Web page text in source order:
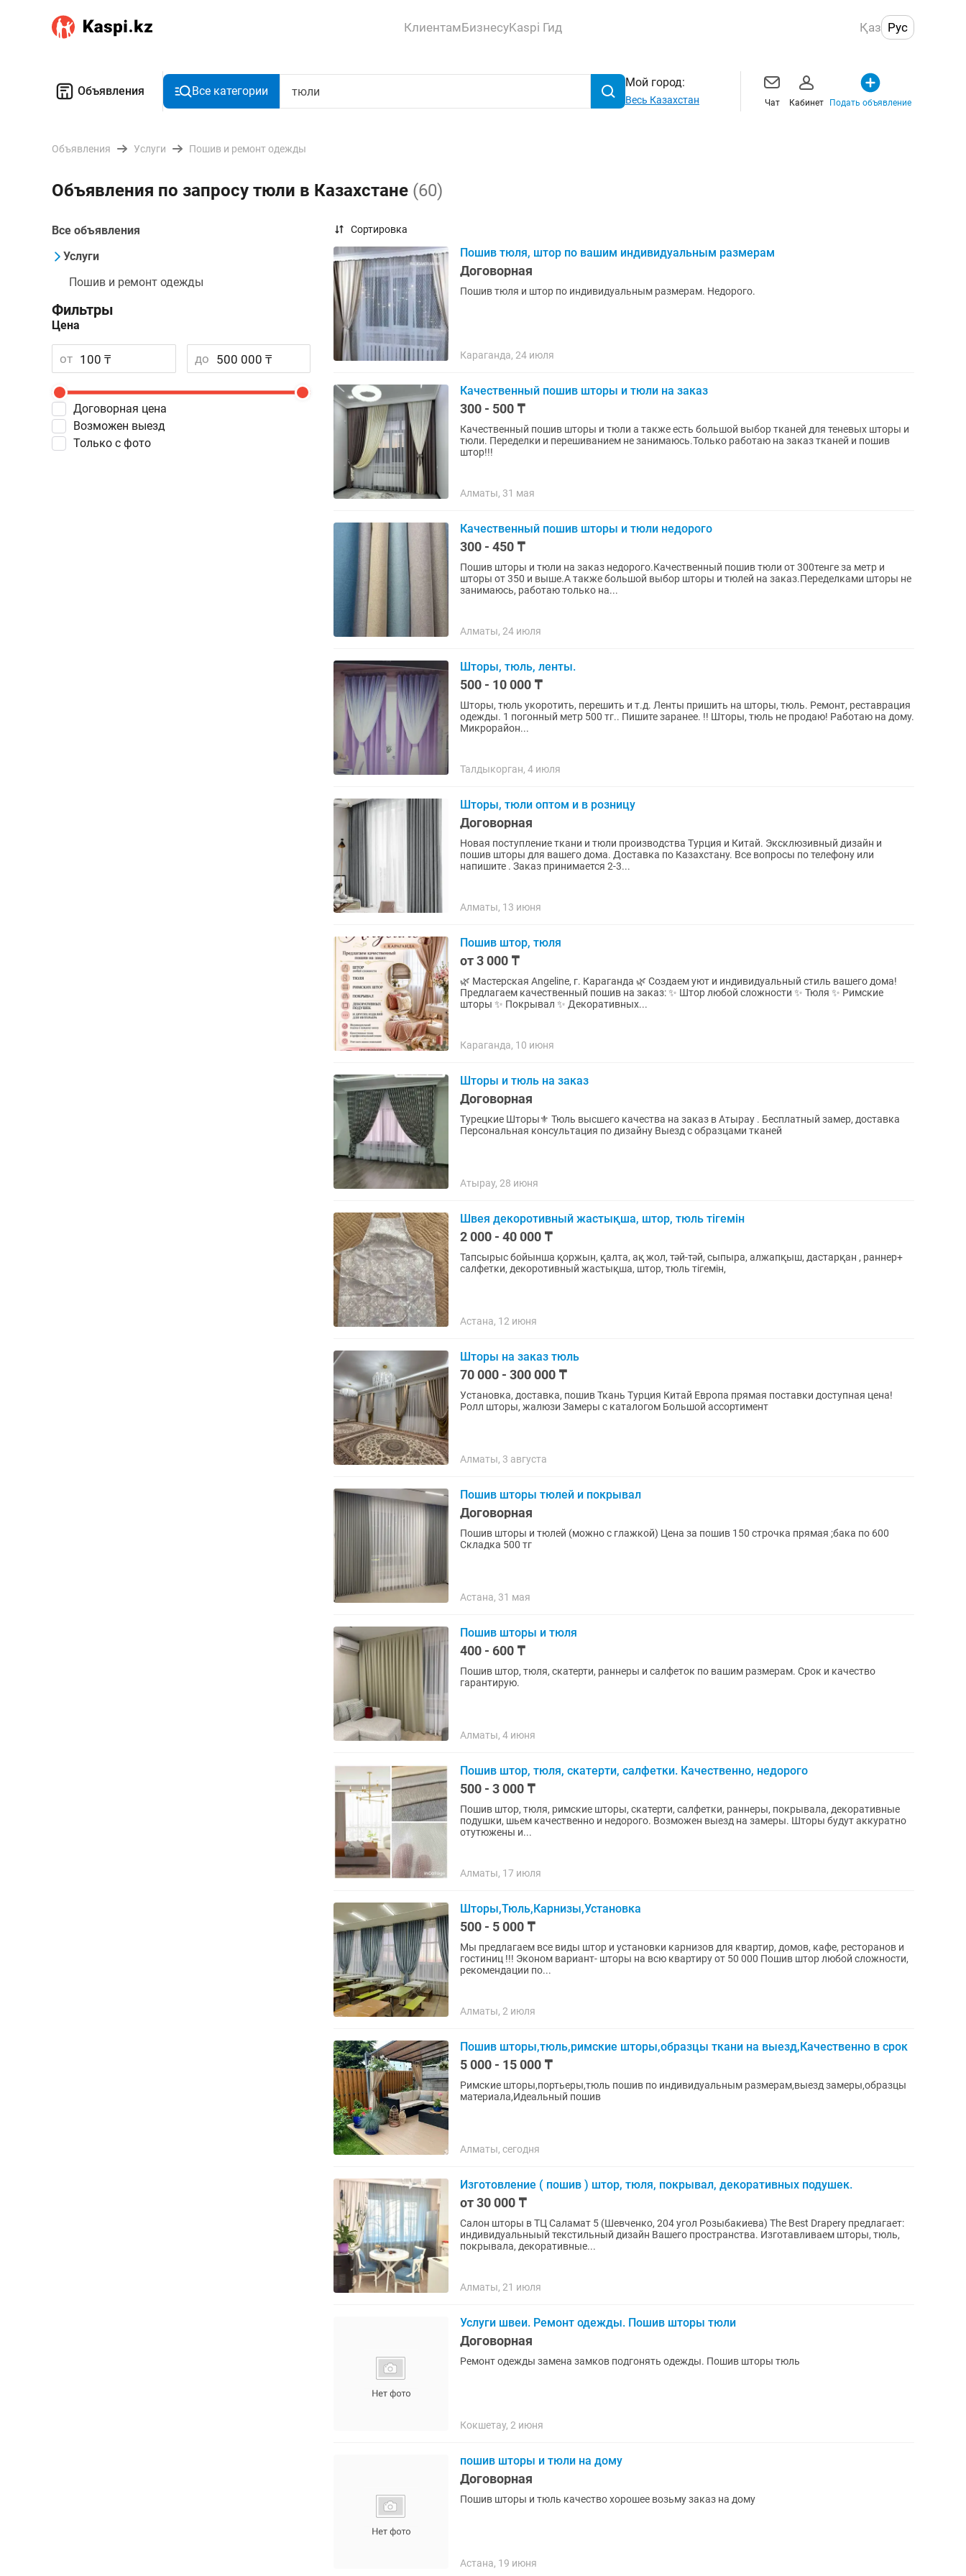
КлиентамБизнесуKaspi Гид Қаз Рус
Объявления Все категории
Мой город:
Весь Казахстан Чат Кабинет Подать объявление
Объявления Услуги Пошив и ремонт одежды
Объявления по запросу тюли в Казахстане (60)
Все объявления
Услуги
Пошив и ремонт одежды
Фильтры
Цена
от до
Договорная цена
Возможен выезд
Только с фото
Сортировка
Пошив тюля, штор по вашим индивидуальным размерам
Договорная
Пошив тюля и штор по индивидуальным размерам. Недорого.
Караганда, 24 июля
Качественный пошив шторы и тюли на заказ
300 - 500 ₸
Качественный пошив шторы и тюли а также есть большой выбор тканей для теневых шторы и
тюли. Переделки и перешиванием не занимаюсь.Только работаю на заказ тканей и пошив
штор!!!
Алматы, 31 мая
Качественный пошив шторы и тюли недорого
300 - 450 ₸
Пошив шторы и тюли на заказ недорого.Качественный пошив тюли от 300тенге за метр и
шторы от 350 и выше.А также большой выбор шторы и тюлей на заказ.Переделками шторы не
занимаюсь, работаю только на...
Алматы, 24 июля
Шторы, тюль, ленты.
500 - 10 000 ₸
Шторы, тюль укоротить, перешить и т.д. Ленты пришить на шторы, тюль. Ремонт, реставрация
одежды. 1 погонный метр 500 тг.. Пишите заранее. !! Шторы, тюль не продаю! Работаю на дому.
Микрорайон...
Талдыкорган, 4 июля
Шторы, тюли оптом и в розницу
Договорная
Новая поступление ткани и тюли производства Турция и Китай. Эксклюзивный дизайн и
пошив шторы для вашего дома. Доставка по Казахстану. Все вопросы по телефону или
напишите . Заказ принимается 2-3...
Алматы, 13 июня
Пошив штор, тюля
от 3 000 ₸
🌿 Мастерская Angeline, г. Караганда 🌿 Создаем уют и индивидуальный стиль вашего дома!
Предлагаем качественный пошив на заказ: ✨ Штор любой сложности ✨ Тюля ✨ Римские
шторы ✨ Покрывал ✨ Декоративных...
Караганда, 10 июня
Шторы и тюль на заказ
Договорная
Турецкие Шторы⚜️ Тюль высшего качества на заказ в Атырау . Бесплатный замер, доставка
Персональная консультация по дизайну Выезд с образцами тканей
Атырау, 28 июня
Швея декоротивный жастықша, штор, тюль тігемін
2 000 - 40 000 ₸
Тапсырыс бойынша қоржын, қалта, ақ жол, тәй-тәй, сыпыра, алжапқыш, дастарқан , раннер+
салфетки, декоротивный жастықша, штор, тюль тігемін,
Астана, 12 июня
Шторы на заказ тюль
70 000 - 300 000 ₸
Установка, доставка, пошив Ткань Турция Китай Европа прямая поставки доступная цена!
Ролл шторы, жалюзи Замеры с каталогом Большой ассортимент
Алматы, 3 августа
Пошив шторы тюлей и покрывал
Договорная
Пошив шторы и тюлей (можно с глажкой) Цена за пошив 150 строчка прямая ;бака по 600
Складка 500 тг
Астана, 31 мая
Пошив шторы и тюля
400 - 600 ₸
Пошив штор, тюля, скатерти, раннеры и салфеток по вашим размерам. Срок и качество
гарантирую.
Алматы, 4 июня
Пошив штор, тюля, скатерти, салфетки. Качественно, недорого
500 - 3 000 ₸
Пошив штор, тюля, римские шторы, скатерти, салфетки, раннеры, покрывала, декоративные
подушки, шьем качественно и недорого. Возможен выезд на замеры. Шторы будут аккуратно
отутюжены и...
Алматы, 17 июля
Шторы,Тюль,Карнизы,Установка
500 - 5 000 ₸
Мы предлагаем все виды штор и установки карнизов для квартир, домов, кафе, ресторанов и
гостиниц !!! Эконом вариант- шторы на всю квартиру от 50 000 Пошив штор любой сложности,
рекомендации по...
Алматы, 2 июля
Пошив шторы,тюль,римские шторы,образцы ткани на выезд,Качественно в срок
5 000 - 15 000 ₸
Римские шторы,портьеры,тюль пошив по индивидуальным размерам,выезд замеры,образцы
материала,Идеальный пошив
Алматы, сегодня
Изготовление ( пошив ) штор, тюля, покрывал, декоративных подушек.
от 30 000 ₸
Салон шторы в ТЦ Саламат 5 (Шевченко, 204 угол Розыбакиева) The Best Drapery предлагает:
индивидуальныый текстильный дизайн Вашего пространства. Изготавливаем шторы, тюль,
покрывала, декоративные...
Алматы, 21 июля
Услуги швеи. Ремонт одежды. Пошив шторы тюли
Договорная
Ремонт одежды замена замков подгонять одежды. Пошив шторы тюль
Кокшетау, 2 июня
пошив шторы и тюли на дому
Договорная
Пошив шторы и тюль качество хорошее возьму заказ на дому
Астана, 19 июня